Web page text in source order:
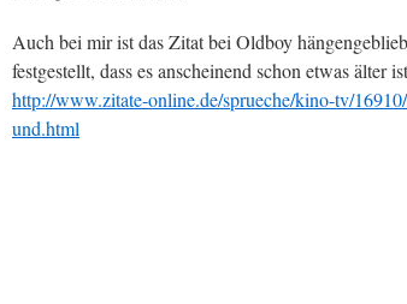
Auch bei mir ist das Zitat bei Oldboy
festgestellt, dass es anscheinend schon etwas älter
http://www.zitate-online.de/sprueche/kino-tv/
und.html